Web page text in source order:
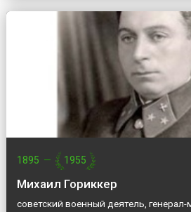
1895 — 1955
Михаил Гориккер
советский военный деятель, генерал-